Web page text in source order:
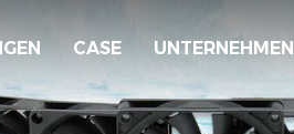
CASE UNTERNEHMEN